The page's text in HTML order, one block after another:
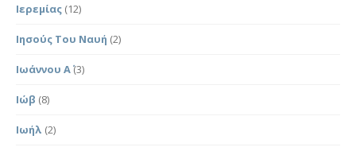
Ιερεμίας (12)
Ιησούς Του Ναυή (2)
Ιωάννου Α΄(3)
Ιώβ (8)
Ιωήλ (2)